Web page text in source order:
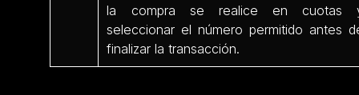
la compra se realice en cuotas
seleccionar el número permitido antes
finalizar la transacción.